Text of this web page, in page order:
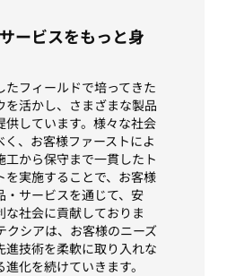
ービスをもっと身
たフィールドで培ってきた
を活かし、さまざまな製品
供しています。様々な社会
く、お客様ファーストによ
工から保守まで一貫したト
を実施することで、お客様
・サービスを通じて、安
な社会に貢献しておりま
クシアは、お客様のニーズ
進技術を柔軟に取り入れな
化を続けていきます。